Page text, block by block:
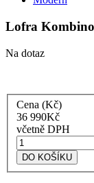
Lofra
Na dotaz
Cena (Kč)
36 990Kč
včetně DPH
Lofra
Kombinovaná
varná
DO KOŠÍKU